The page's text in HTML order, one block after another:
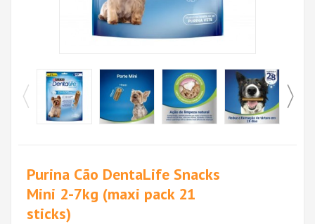
Purina Cão DentaLife Snacks
Mini 2-7kg (maxi pack 21
sticks)